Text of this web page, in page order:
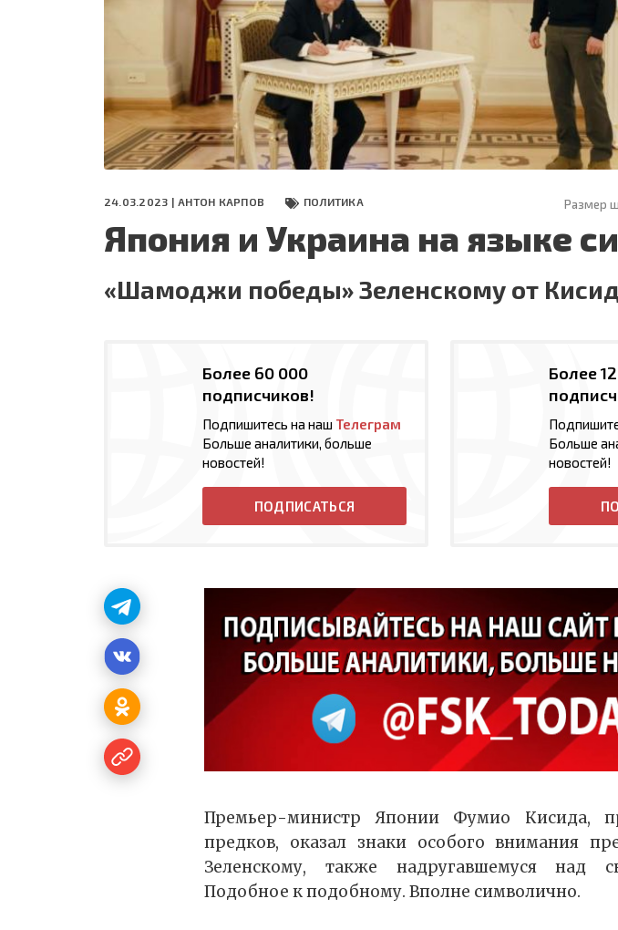
ПОЛЯ БИТВЫ 2024
24.03.2023 |АНТОН КАРПОВ ПОЛИТИКА Размер
Япония и Украина на языке
«Шамоджи победы» Зеленскому от
Более 60 000
подписчиков!
Подпишитесь на наш Телеграм
Больше аналитики, больше
новостей!
ПОДПИСАТЬСЯ
Более
Больше
новостей!
Премьер-министр Японии Фумио Кисида,
предков, оказал знаки особого внимания
Зеленскому, также надругавшемуся над
Подобное к подобному. Вполне символично.